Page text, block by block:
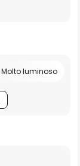
Molto luminoso